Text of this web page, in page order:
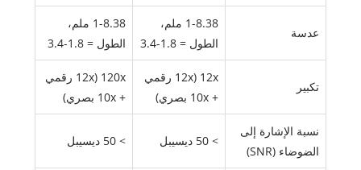
عدسة
1-8.38 ملم،
الطول = 1.8-3.4
1-8.38 ملم،
الطول = 1.8-3.4
تكبير
12x (12x رقمي
+ 10x بصري)
120x (12x رقمي
+ 10x بصري)
نسبة الإشارة إلى
الضوضاء (SNR)
> 50 ديسيبل > 50 ديسيبل